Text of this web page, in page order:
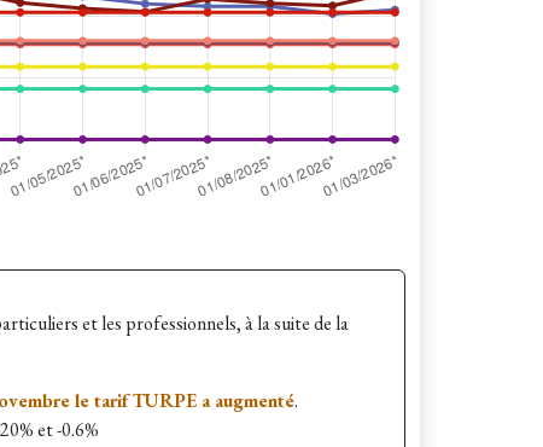
et les professionnels, à la suite de la
le tarif TURPE a augmenté.
et -0.6%